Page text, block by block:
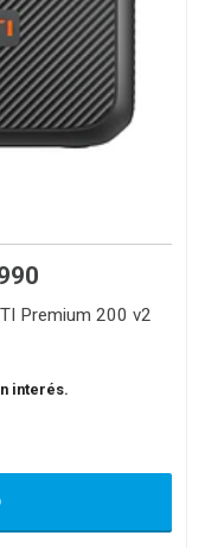
Premium 200 v2
interés.